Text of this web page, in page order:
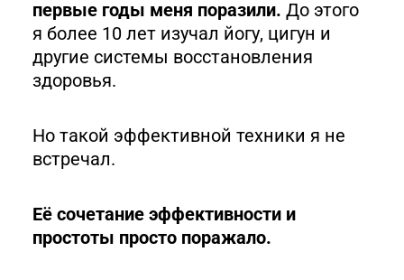
первые годы меня поразили. До этого
я более 10 лет изучал йогу, цигун и
другие системы восстановления
здоровья.
Но такой эффективной техники я не
встречал.
Её сочетание эффективности и
простоты просто поражало.